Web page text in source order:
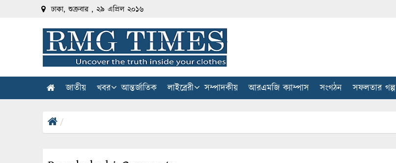
ঢাকা, শুক্রবার , ২৯ এপ্রিল ২০১৬
জাতীয় খবর আন্তর্জাতিক লাইব্রেরী সম্পাদকীয় আরএমজি ক্যাম্পাস সংগঠন সফলতার গল্প